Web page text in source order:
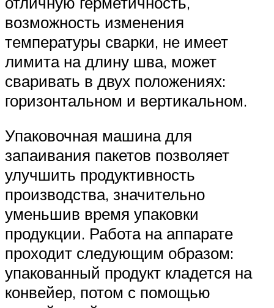
возможность изменения
температуры сварки, не имеет
лимита на длину шва, может
сваривать в двух положениях:
горизонтальном и вертикальном.
Упаковочная машина для
запаивания пакетов позволяет
улучшить продуктивность
производства, значительно
уменьшив время упаковки
продукции. Работа на аппарате
проходит следующим образом:
упакованный продукт кладется на
конвейер, потом с помощью